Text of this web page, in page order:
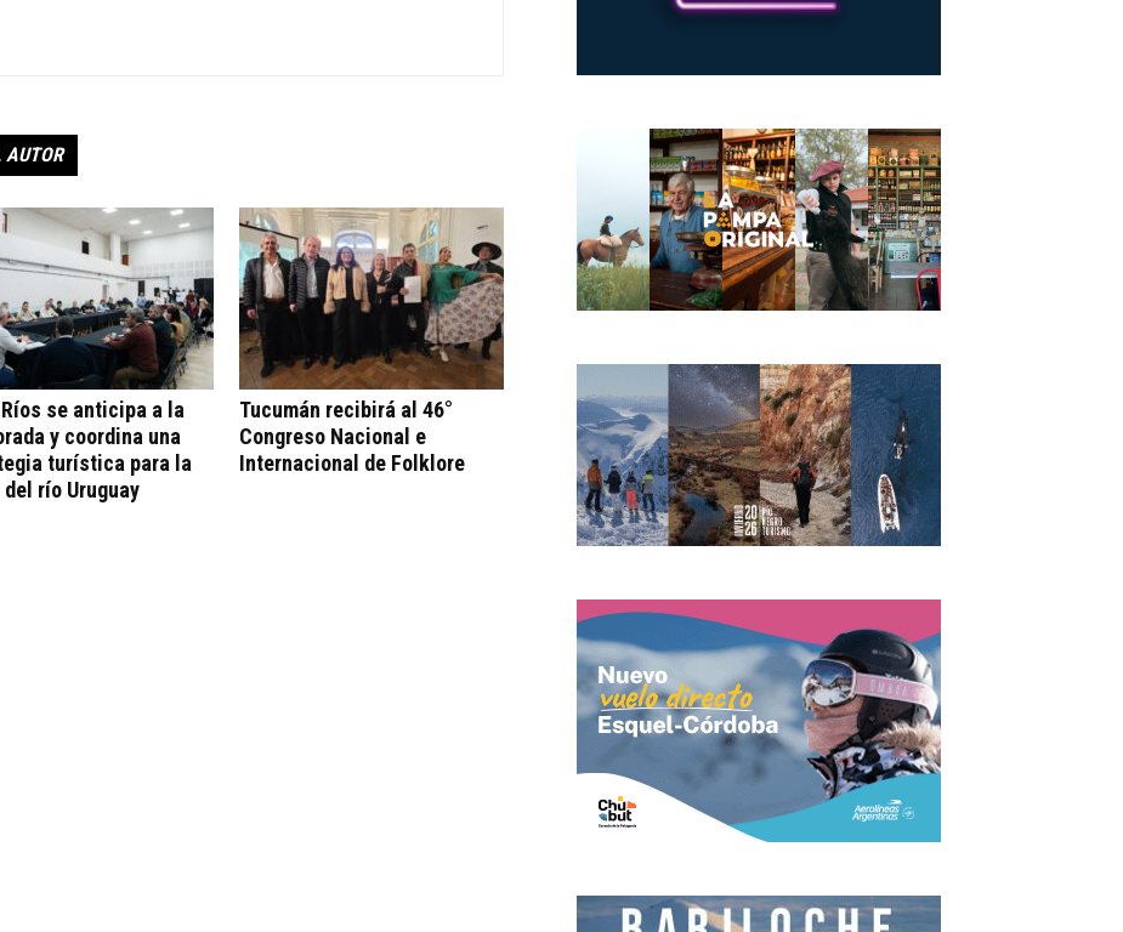
AUTOR
se anticipa a la
y coordina una
turística para la
río Uruguay
Tucumán recibirá al 46°
Congreso Nacional e
Internacional de Folklore